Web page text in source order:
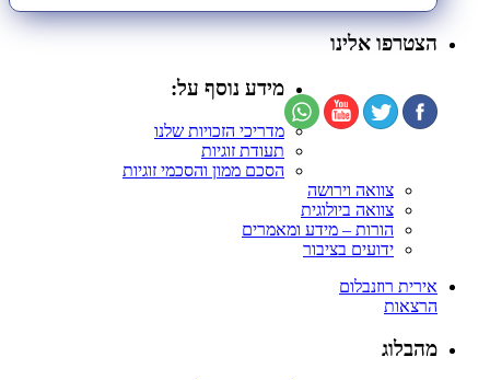
הצטרפו אלינו
מידע נוסף על:
מדריכי הזכויות שלנו
תעודת זוגיות
הסכם ממון והסכמי זוגיות
צוואה וירושה
צוואה ביולוגית
הורות – מידע ומאמרים
ידועים בציבור
אירית רוזנבלום
הרצאות
מהבלוג